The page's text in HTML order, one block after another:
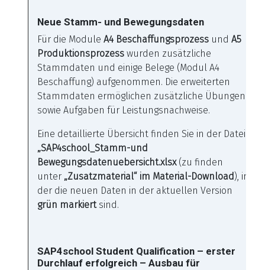
Neue Stamm- und Bewegungsdaten
Für die Module A4 Beschaffungsprozess und A5
Produktionsprozess wurden zusätzliche
Stammdaten und einige Belege (Modul A4
Beschaffung) aufgenommen. Die erweiterten
Stammdaten ermöglichen zusätzliche Übungen
sowie Aufgaben für Leistungsnachweise.
Eine detaillierte Übersicht finden Sie in der Datei
„SAP4school_Stamm-und
Bewegungsdatenuebersicht.xlsx (zu finden
unter „Zusatzmaterial“ im Material-Download), in
der die neuen Daten in der aktuellen Version
grün markiertsind.
SAP4school Student Qualification – erster
Durchlauf erfolgreich – Ausbau für